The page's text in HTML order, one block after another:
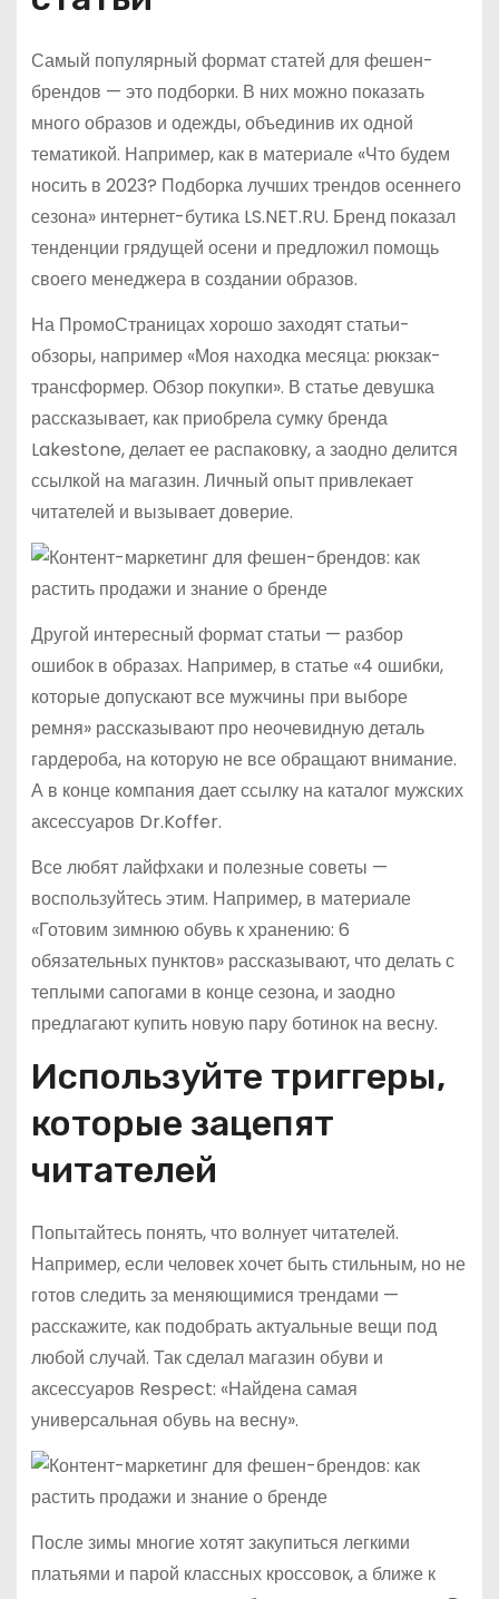
Самый популярный формат статей для фешен-
брендов — это подборки. В них можно показать
много образов и одежды, объединив их одной
тематикой. Например, как в материале «Что будем
носить в 2023? Подборка лучших трендов осеннего
сезона» интернет-бутика LS.NET.RU. Бренд показал
тенденции грядущей осени и предложил помощь
своего менеджера в создании образов.
На ПромоСтраницах хорошо заходят статьи-
обзоры, например «Моя находка месяца: рюкзак-
трансформер. Обзор покупки». В статье девушка
рассказывает, как приобрела сумку бренда
Lakestone, делает ее распаковку, а заодно делится
ссылкой на магазин. Личный опыт привлекает
читателей и вызывает доверие.
Другой интересный формат статьи — разбор
ошибок в образах. Например, в статье «4 ошибки,
которые допускают все мужчины при выборе
ремня» рассказывают про неочевидную деталь
гардероба, на которую не все обращают внимание.
А в конце компания дает ссылку на каталог мужских
аксессуаров Dr.Koffer.
Все любят лайфхаки и полезные советы —
воспользуйтесь этим. Например, в материале
«Готовим зимнюю обувь к хранению: 6
обязательных пунктов» рассказывают, что делать с
теплыми сапогами в конце сезона, и заодно
предлагают купить новую пару ботинок на весну.
Используйте триггеры,
которые зацепят
читателей
Попытайтесь понять, что волнует читателей.
Например, если человек хочет быть стильным, но не
готов следить за меняющимися трендами —
расскажите, как подобрать актуальные вещи под
любой случай. Так сделал магазин обуви и
аксессуаров Respect: «Найдена самая
универсальная обувь на весну».
После зимы многие хотят закупиться легкими
платьями и парой классных кроссовок, а ближе к